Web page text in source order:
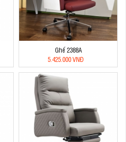
Ghế 2388A
5.425.000 VNĐ